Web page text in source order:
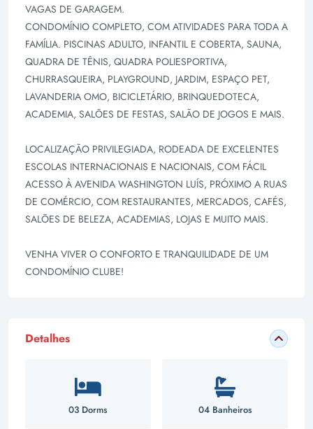
VAGAS DE GARAGEM.
CONDOMÍNIO COMPLETO, COM ATIVIDADES PARA TODA A
FAMÍLIA. PISCINAS ADULTO, INFANTIL E COBERTA, SAUNA,
QUADRA DE TÊNIS, QUADRA POLIESPORTIVA,
CHURRASQUEIRA, PLAYGROUND, JARDIM, ESPAÇO PET,
LAVANDERIA OMO, BICICLETÁRIO, BRINQUEDOTECA,
ACADEMIA, SALÕES DE FESTAS, SALÃO DE JOGOS E MAIS.
LOCALIZAÇÃO PRIVILEGIADA, RODEADA DE EXCELENTES
ESCOLAS INTERNACIONAIS E NACIONAIS, COM FÁCIL
ACESSO À AVENIDA WASHINGTON LUÍS, PRÓXIMO A RUAS
DE COMÉRCIO, COM RESTAURANTES, MERCADOS, CAFÉS,
SALÕES DE BELEZA, ACADEMIAS, LOJAS E MUITO MAIS.
VENHA VIVER O CONFORTO E TRANQUILIDADE DE UM
CONDOMÍNIO CLUBE!
Detalhes
03 Dorms 04 Banheiros